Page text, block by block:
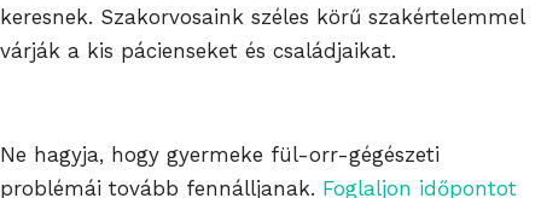
keresnek. Szakorvosaink széles körű szakértelemmel
várják a kis pácienseket és családjaikat.
Ne hagyja, hogy gyermeke fül-orr-gégészeti
problémái tovább fennálljanak. Foglaljon időpontot